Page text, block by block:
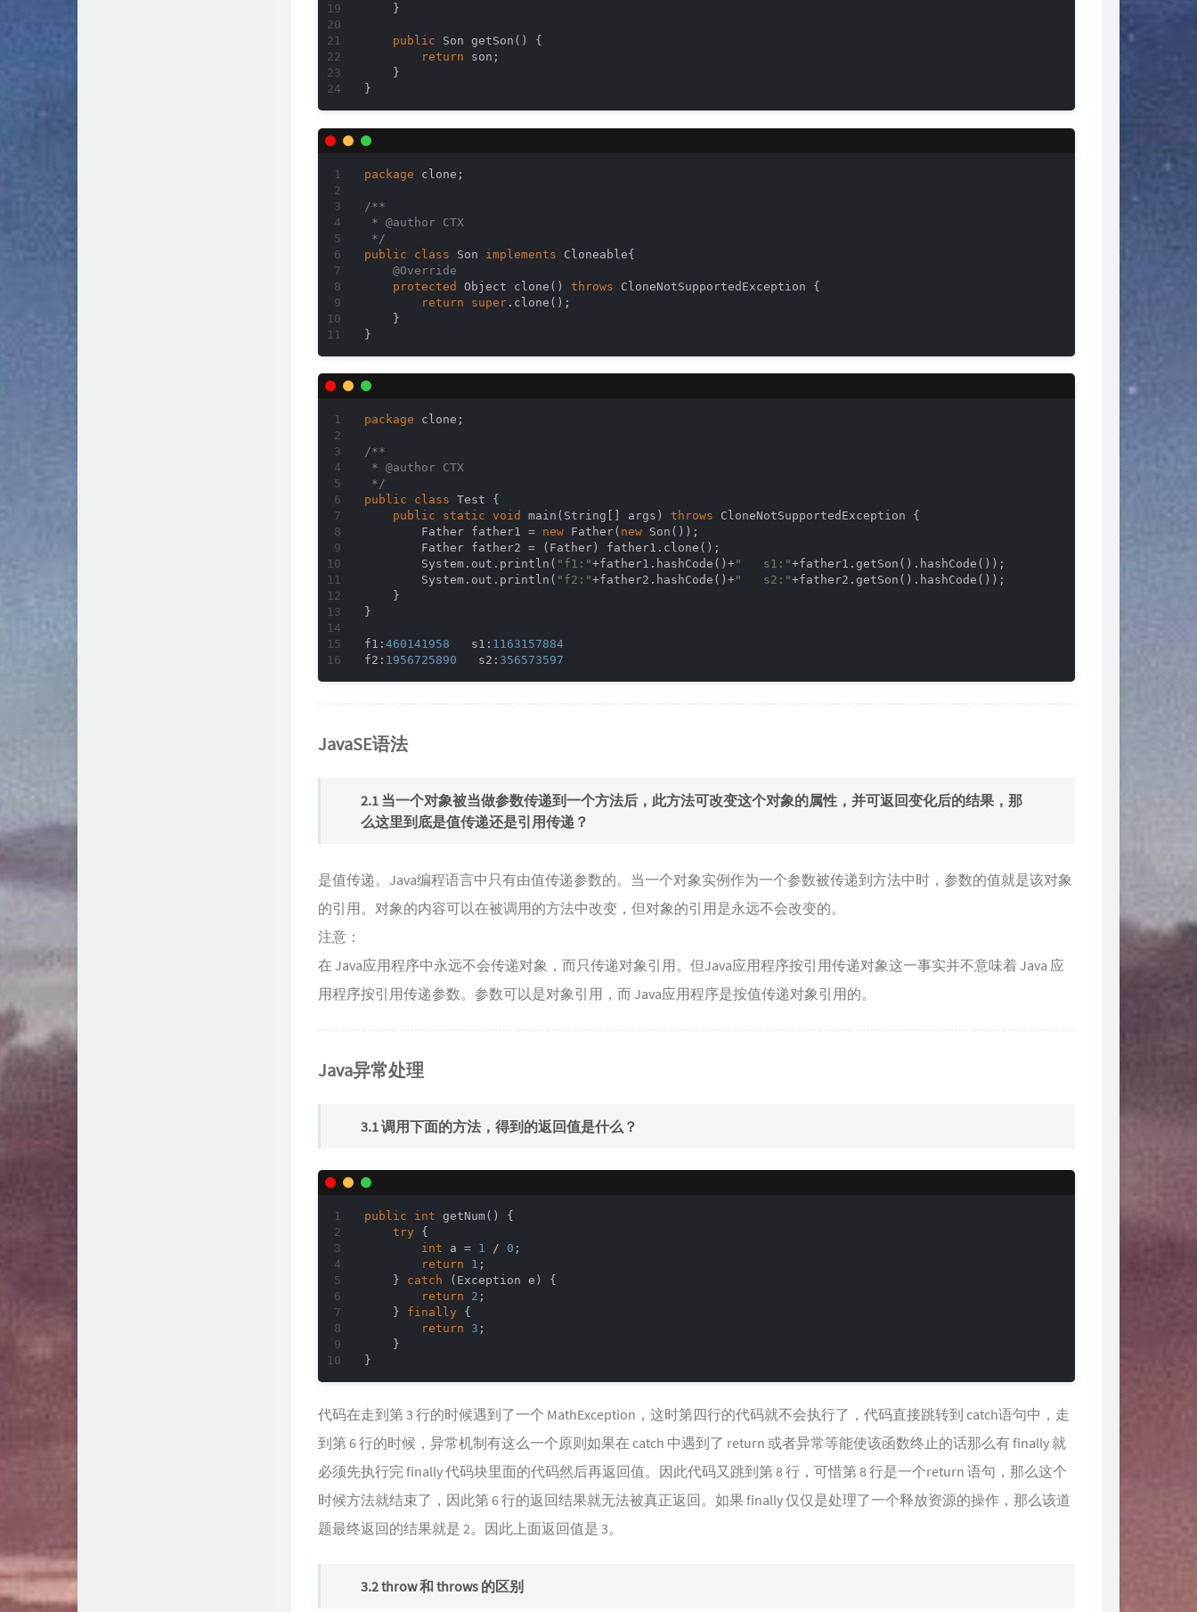
    }
public Son getSon ()
{
return son;
    }
package clone;
/**
* @author CTX
*/
public
class Son implements Cloneable{
@Override
protected
Object clone () throws CloneNotSupportedException {
return
super .clone();
    }
package clone;
/**
* @author CTX
*/
public
class Test
{
public
static void main (String[] args) throws CloneNotSupportedException {
        Father father1 =
new Father( new Son());
        Father father2 = (Father) father1.clone();
        System.out.println(
"f1:"+father1.hashCode()+"   s1:"+father1.getSon().hashCode());
        System.out.println(
"f2:"+father2.hashCode()+"   s2:"+father2.getSon().hashCode());
    }
}
f1: 460141958
   s1:
1163157884
f2: 1956725890
   s2:
356573597
JavaSE语法
2.1 当一个对象被当做参数传递到一个方法后，此方法可改变这个对象的属性，并可返回变化后的结果，那
么这里到底是值传递还是引用传递？
是值传递。Java编程语言中只有由值传递参数的。当一个对象实例作为一个参数被传递到方法中时，参数的值就是该对象
的引用。对象的内容可以在被调用的方法中改变，但对象的引用是永远不会改变的。
注意：
在 Java应用程序中永远不会传递对象，而只传递对象引用。但Java应用程序按引用传递对象这一事实并不意味着 Java 应
用程序按引用传递参数。参数可以是对象引用，而 Java应用程序是按值传递对象引用的。
Java异常处理
3.1 调用下面的方法，得到的返回值是什么？
public int getNum()
{
try {
int a = 1 / 0 ;
return
1 ;
    }
catch (Exception e) {
return
2 ;
    }
finally {
return
3 ;
    }
代码在走到第 3 行的时候遇到了一个 MathException，这时第四行的代码就不会执行了，代码直接跳转到 catch语句中，走
到第 6 行的时候，异常机制有这么一个原则如果在 catch 中遇到了 return 或者异常等能使该函数终止的话那么有 finally 就
必须先执行完 finally 代码块里面的代码然后再返回值。因此代码又跳到第 8 行，可惜第 8 行是一个return 语句，那么这个
时候方法就结束了，因此第 6 行的返回结果就无法被真正返回。如果 finally 仅仅是处理了一个释放资源的操作，那么该道
题最终返回的结果就是 2。因此上面返回值是 3。
3.2 throw 和 throws 的区别